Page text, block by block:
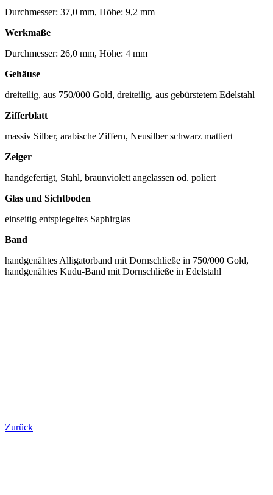
Durchmesser: 37,0 mm, Höhe: 9,2 mm
Werkmaße
Durchmesser: 26,0 mm, Höhe: 4 mm
Gehäuse
dreiteilig, aus 750/000 Gold, dreiteilig, aus gebürstetem Edelstahl
Zifferblatt
massiv Silber, arabische Ziffern, Neusilber schwarz mattiert
Zeiger
handgefertigt, Stahl, braunviolett angelassen od. poliert
Glas und Sichtboden
einseitig entspiegeltes Saphirglas
Band
handgenähtes Alligatorband mit Dornschließe in 750/000 Gold,
handgenähtes Kudu-Band mit Dornschließe in Edelstahl
Zurück